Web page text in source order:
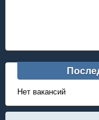
Нет вакансий